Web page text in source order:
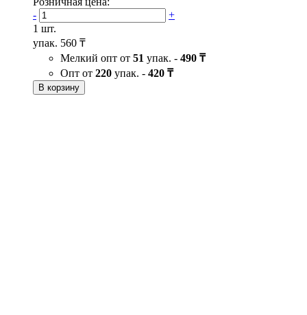
-
+
1 шт.
упак. 560 ₸
Мелкий опт от 51 упак. - 490 ₸
Опт от 220 упак. - 420 ₸
В корзину